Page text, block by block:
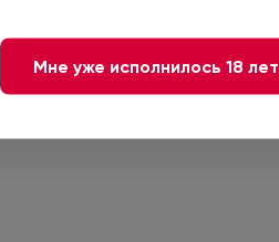
Мне уже исполнилось 18 лет